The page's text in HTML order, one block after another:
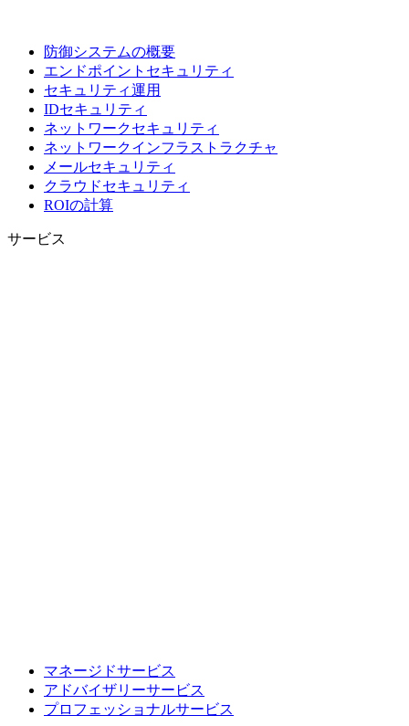
防御システムの概要
エンドポイントセキュリティ
セキュリティ運用
IDセキュリティ
ネットワークセキュリティ
ネットワークインフラストラクチャ
メールセキュリティ
クラウドセキュリティ
ROIの計算
サービス
マネージドサービス
アドバイザリーサービス
プロフェッショナルサービス